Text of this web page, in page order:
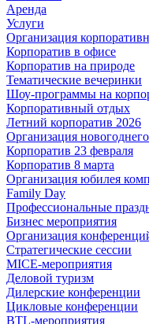
Аренда
Услуги
Организация
Корпоратив в офисе
Корпоратив на природе
Тематические вечеринки
Шоу-программы на
Корпоративный отдых
Летний корпоратив 2026
Организация
Корпоратив 23 февраля
Корпоратив 8 марта
Организация юбилея
Family Day
Профессиональные
Бизнес мероприятия
Организация
Стратегические сессии
MICE-мероприятия
Деловой туризм
Дилерские конференции
Цикловые конференции
BTL-мероприятия